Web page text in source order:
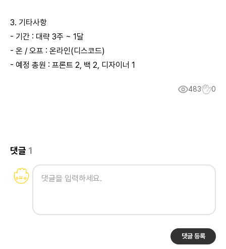
3. 기타사항
- 기간 : 대략 3주 ~ 1달
- 온 / 오프 : 온라인(디스코드)
- 예정 총원 : 프론트 2, 백 2, 디자이너 1
483 0
댓글 1
댓글 등록